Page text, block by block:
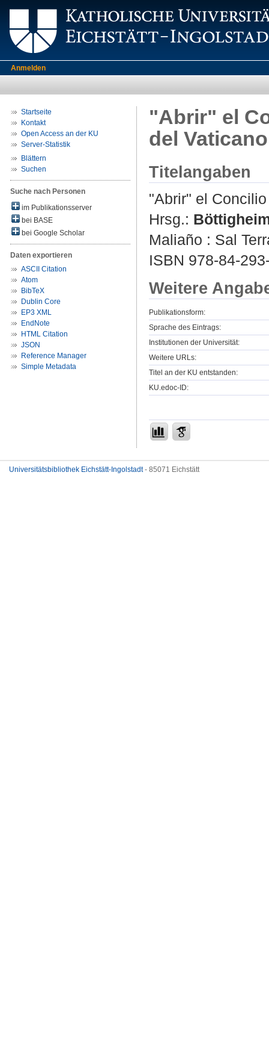
Anmelden
Startseite
Kontakt
Open Access an der KU
Server-Statistik
Blättern
Suchen
Suche nach Personen
im Publikationsserver
bei BASE
bei Google Scholar
Daten exportieren
ASCII Citation
Atom
BibTeX
Dublin Core
EP3 XML
EndNote
HTML Citation
JSON
Reference Manager
Simple Metadata
"Abrir" el
del
Titelangaben
"Abrir" el
Hrsg.:
Maliaño : Sal
ISBN 978-84-
Weitere
Publikationsform:
Sprache des Eintrags:
Institutionen der Universität:
Weitere URLs:
Titel an der KU entstanden:
KU.edoc-ID:
Universitätsbibliothek Eichstätt-Ingolstadt- 85071 Eichstätt